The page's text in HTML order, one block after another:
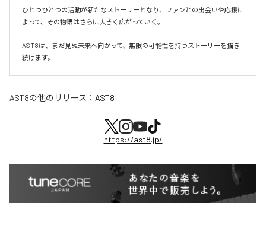
ひとつひとつの活動が新たなストーリーとなり、ファンとの出会いや応援に
よって、その物語はさらに大きく広がっていく。
AST8は、まだ見ぬ未来へ向かって、無限の可能性を持つストーリーを描き
続けます。
AST8の他のリリース： AST8
https://ast8.jp/